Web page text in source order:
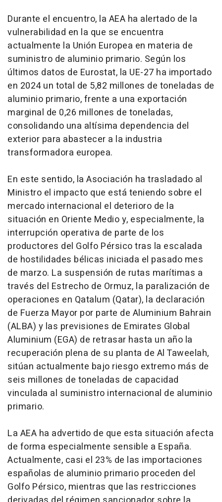
Durante el encuentro, la AEA ha alertado de la
vulnerabilidad en la que se encuentra
actualmente la Unión Europea en materia de
suministro de aluminio primario. Según los
últimos datos de Eurostat, la UE-27 ha importado
en 2024 un total de 5,82 millones de toneladas de
aluminio primario, frente a una exportación
marginal de 0,26 millones de toneladas,
consolidando una altísima dependencia del
exterior para abastecer a la industria
transformadora europea.
En este sentido, la Asociación ha trasladado al
Ministro el impacto que está teniendo sobre el
mercado internacional el deterioro de la
situación en Oriente Medio y, especialmente, la
interrupción operativa de parte de los
productores del Golfo Pérsico tras la escalada
de hostilidades bélicas iniciada el pasado mes
de marzo. La suspensión de rutas marítimas a
través del Estrecho de Ormuz, la paralización de
operaciones en Qatalum (Qatar), la declaración
de Fuerza Mayor por parte de Aluminium Bahrain
(ALBA) y las previsiones de Emirates Global
Aluminium (EGA) de retrasar hasta un año la
recuperación plena de su planta de Al Taweelah,
sitúan actualmente bajo riesgo extremo más de
seis millones de toneladas de capacidad
vinculada al suministro internacional de aluminio
primario.
La AEA ha advertido de que esta situación afecta
de forma especialmente sensible a España.
Actualmente, casi el 23% de las importaciones
españolas de aluminio primario proceden del
Golfo Pérsico, mientras que las restricciones